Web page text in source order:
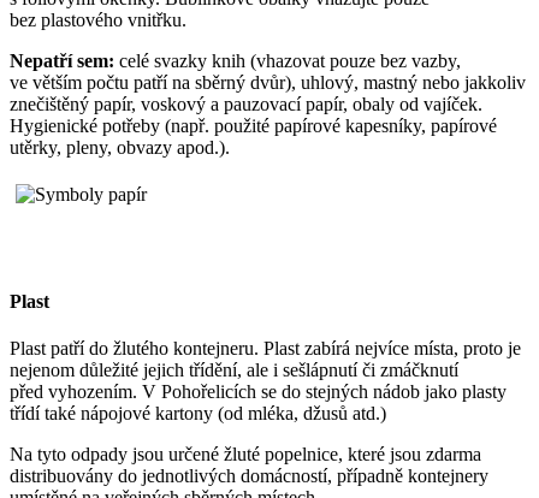
bez plastového vnitřku.
Nepatří sem: celé svazky knih (vhazovat pouze bez vazby,
ve větším počtu patří na sběrný dvůr), uhlový, mastný nebo jakkoliv
znečištěný papír, voskový a pauzovací papír, obaly od vajíček.
Hygienické potřeby (např. použité papírové kapesníky, papírové
utěrky, pleny, obvazy apod.).
Plast
Plast patří do žlutého kontejneru. Plast zabírá nejvíce místa, proto je
nejenom důležité jejich třídění, ale i sešlápnutí či zmáčknutí
před vyhozením. V Pohořelicích se do stejných nádob jako plasty
třídí také nápojové kartony (od mléka, džusů atd.)
Na tyto odpady jsou určené žluté popelnice, které jsou zdarma
distribuovány do jednotlivých domácností, případně kontejnery